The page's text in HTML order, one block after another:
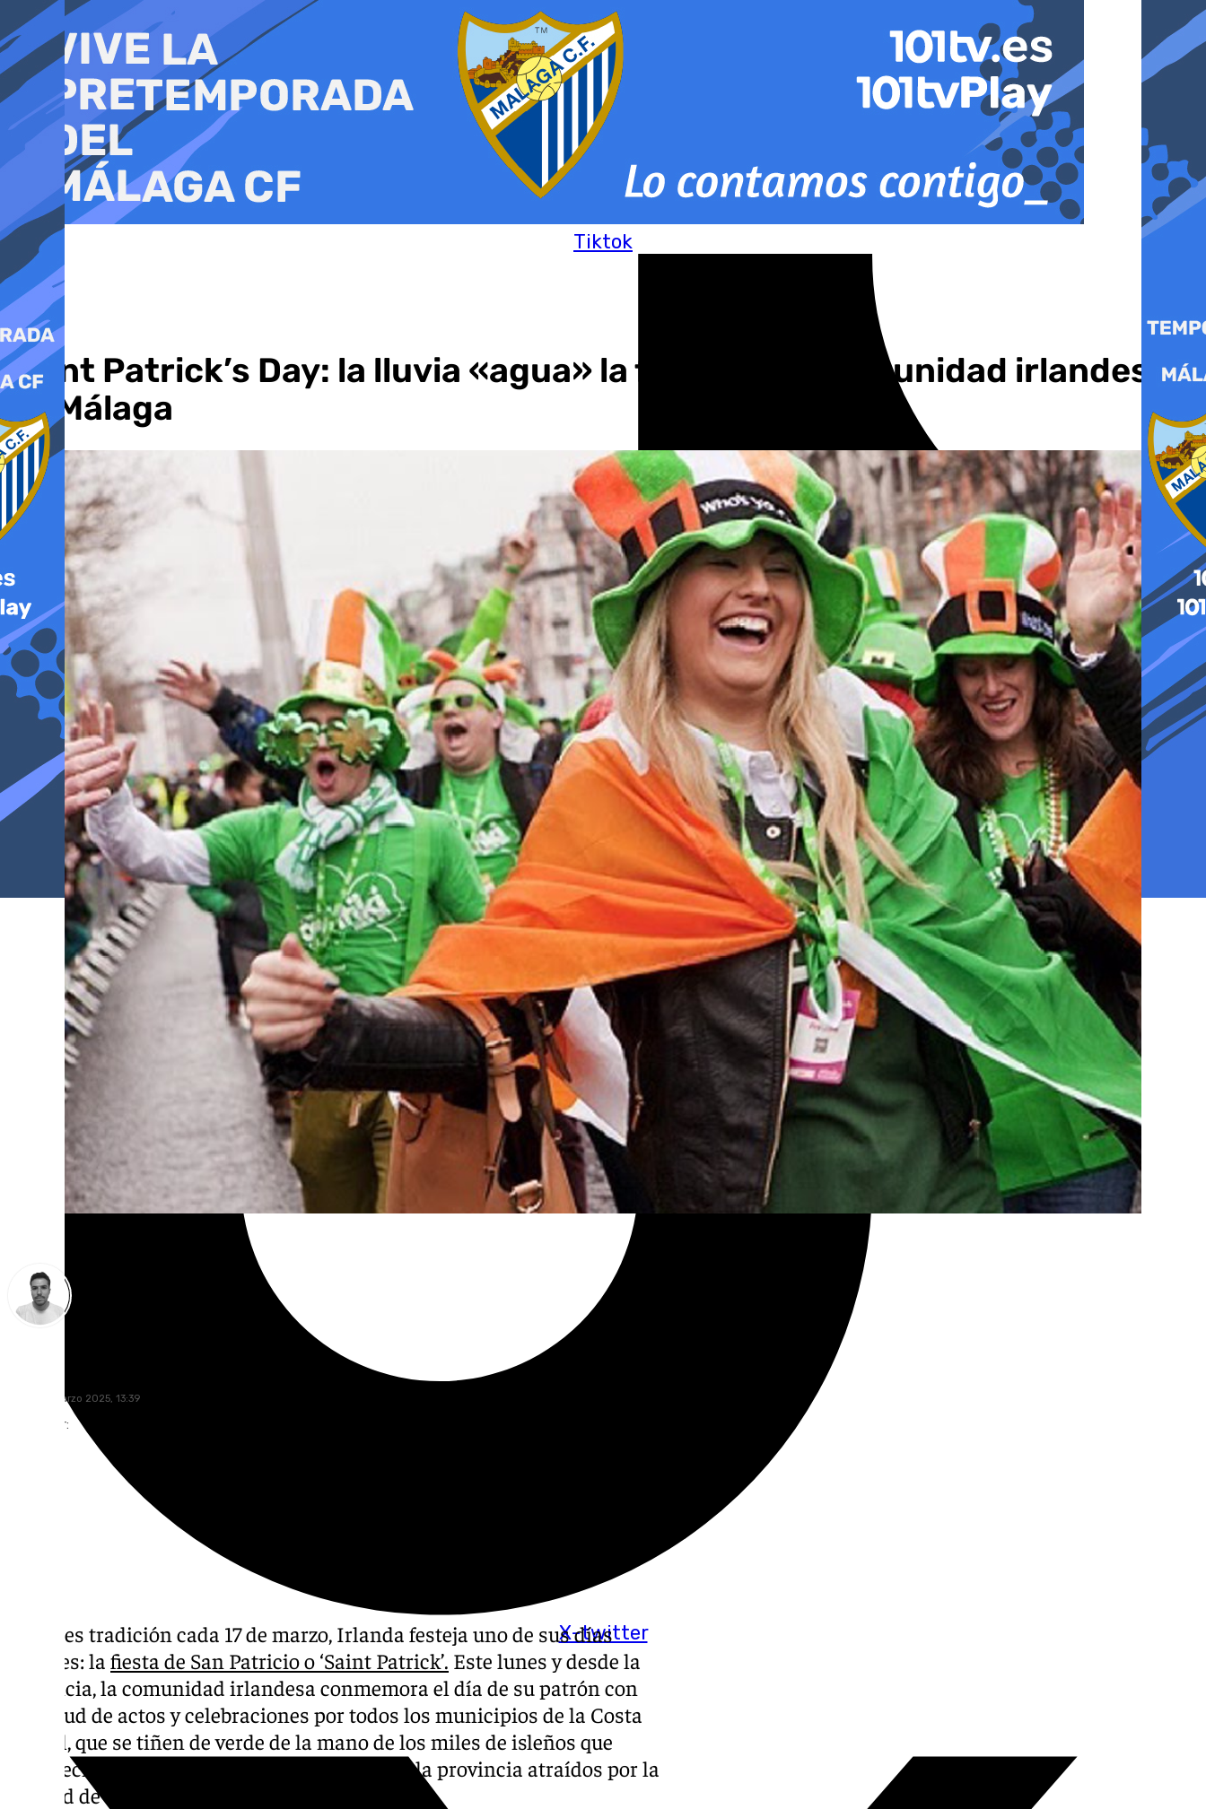
al
contenido
Tiktok
X-twitter
Saint Patrick’s Day: la lluvia «agua» la fiesta de la comunidad irlandesa
en Málaga
lunes, 17 marzo 2025, 13:39
Compartir:
Como es tradición cada 17 de marzo, Irlanda festeja uno de sus días
grandes: la fiesta de San Patricio o ‘Saint Patrick’. Este lunes y desde la
distancia, la comunidad irlandesa conmemora el día de su patrón con
multitud de actos y celebraciones por todos los municipios de la Costa
del Sol, que se tiñen de verde de la mano de los miles de isleños que
establecieron -y establecen- su residencia en la provincia atraídos por la
calidad de vida y las bondades del clima.